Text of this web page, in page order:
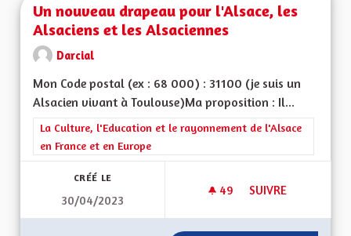
Un nouveau drapeau pour l'Alsace, les
Alsaciens et les Alsaciennes
Darcial
Mon Code postal (ex : 68 000) : 31100 (je suis un
Alsacien vivant à Toulouse)Ma proposition : Il...
Filtrer les résultats de la catégorie : La Culture, l'Education et
La Culture, l'Education et le rayonnement de l'Alsace
en France et en Europe
CRÉÉ LE
30/04/2023
49 49 ABONNÉS
SUIVRE